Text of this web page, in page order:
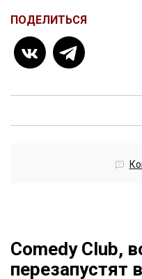
ПОДЕЛИТЬСЯ
Comedy Club,
перезапустят